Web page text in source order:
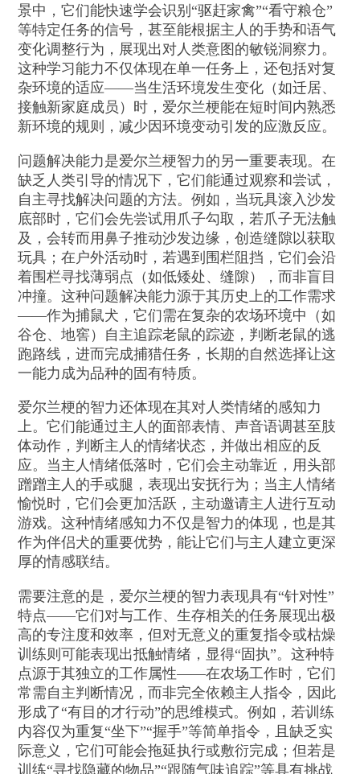
景中，它们能快速学会识别“驱赶家禽”“看守粮仓”
等特定任务的信号，甚至能根据主人的手势和语气
变化调整行为，展现出对人类意图的敏锐洞察力。
这种学习能力不仅体现在单一任务上，还包括对复
杂环境的适应——当生活环境发生变化（如迁居、
接触新家庭成员）时，爱尔兰梗能在短时间内熟悉
新环境的规则，减少因环境变动引发的应激反应。
问题解决能力是爱尔兰梗智力的另一重要表现。在
缺乏人类引导的情况下，它们能通过观察和尝试，
自主寻找解决问题的方法。例如，当玩具滚入沙发
底部时，它们会先尝试用爪子勾取，若爪子无法触
及，会转而用鼻子推动沙发边缘，创造缝隙以获取
玩具；在户外活动时，若遇到围栏阻挡，它们会沿
着围栏寻找薄弱点（如低矮处、缝隙），而非盲目
冲撞。这种问题解决能力源于其历史上的工作需求
——作为捕鼠犬，它们需在复杂的农场环境中（如
谷仓、地窖）自主追踪老鼠的踪迹，判断老鼠的逃
跑路线，进而完成捕猎任务，长期的自然选择让这
一能力成为品种的固有特质。
爱尔兰梗的智力还体现在其对人类情绪的感知力
上。它们能通过主人的面部表情、声音语调甚至肢
体动作，判断主人的情绪状态，并做出相应的反
应。当主人情绪低落时，它们会主动靠近，用头部
蹭蹭主人的手或腿，表现出安抚行为；当主人情绪
愉悦时，它们会更加活跃，主动邀请主人进行互动
游戏。这种情绪感知力不仅是智力的体现，也是其
作为伴侣犬的重要优势，能让它们与主人建立更深
厚的情感联结。
需要注意的是，爱尔兰梗的智力表现具有“针对性”
特点——它们对与工作、生存相关的任务展现出极
高的专注度和效率，但对无意义的重复指令或枯燥
训练则可能表现出抵触情绪，显得“固执”。这种特
点源于其独立的工作属性——在农场工作时，它们
常需自主判断情况，而非完全依赖主人指令，因此
形成了“有目的才行动”的思维模式。例如，若训练
内容仅为重复“坐下”“握手”等简单指令，且缺乏实
际意义，它们可能会拖延执行或敷衍完成；但若是
训练“寻找隐藏的物品”“跟随气味追踪”等具有挑战